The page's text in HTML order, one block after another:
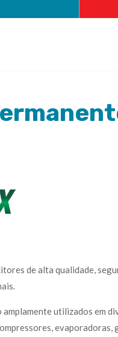
de alta qualidade,
utilizados em
evaporadoras,